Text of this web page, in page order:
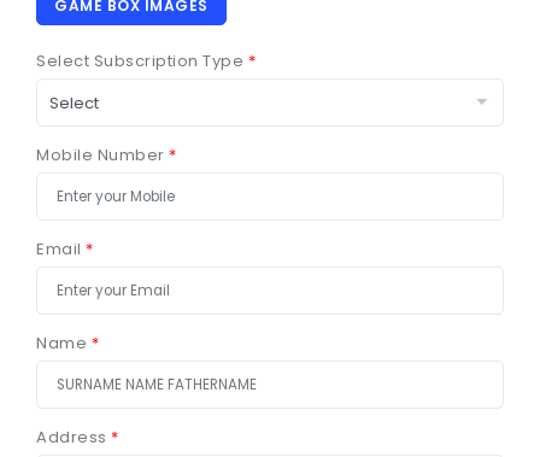
GAME BOX IMAGES
Select Subscription Type *
Mobile Number *
Email *
Name *
Address *